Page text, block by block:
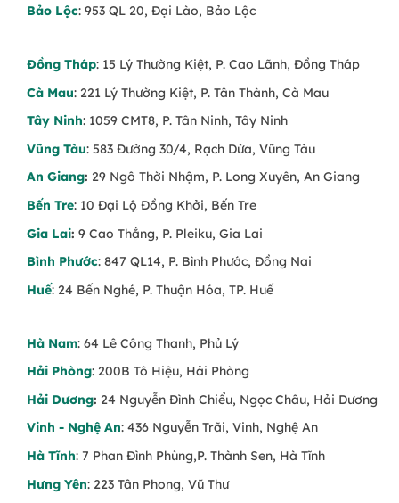
Bảo Lộc: 953 QL 20, Đại Lào, Bảo Lộc
Đồng Tháp: 15 Lý Thường Kiệt, P. Cao Lãnh, Đồng Tháp
Cà Mau: 221 Lý Thường Kiệt, P. Tân Thành, Cà Mau
Tây Ninh: 1059 CMT8, P. Tân Ninh, Tây Ninh
Vũng Tàu: 583 Đường 30/4, Rạch Dừa, Vũng Tàu
An Giang: 29 Ngô Thời Nhậm, P. Long Xuyên, An Giang
Bến Tre: 10 Đại Lộ Đồng Khởi, Bến Tre
Gia Lai: 9 Cao Thắng, P. Pleiku, Gia Lai
Bình Phước: 847 QL14, P. Bình Phước, Đồng Nai
Huế: 24 Bến Nghé, P. Thuận Hóa, TP. Huế
Hà Nam: 64 Lê Công Thanh, Phủ Lý
Hải Phòng: 200B Tô Hiệu, Hải Phòng
Hải Dương: 24 Nguyễn Đình Chiểu, Ngọc Châu, Hải Dương
Vinh - Nghệ An: 436 Nguyễn Trãi, Vinh, Nghệ An
Hà Tĩnh: 7 Phan Đình Phùng,P. Thành Sen, Hà Tĩnh
Hưng Yên: 223 Tân Phong, Vũ Thư